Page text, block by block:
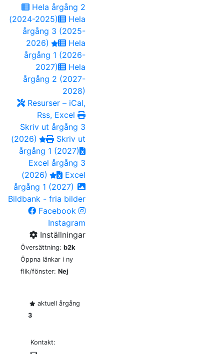
Hela årgång 2
(2024-2025)
Hela
årgång 3 (2025-
2026)
Hela
årgång 1 (2026-
2027)
Hela
årgång 2 (2027-
2028)
Resurser – iCal,
Rss, Excel
Skriv ut årgång 3
(2026)
Skriv ut
årgång 1 (2027)
Excel årgång 3
(2026)
Excel
årgång 1 (2027)
Bildbank - fria bilder
Facebook
Instagram
Inställningar
Översättning: b2k
Öppna länkar i ny
flik/fönster: Nej
aktuell årgång
3
Kontakt: